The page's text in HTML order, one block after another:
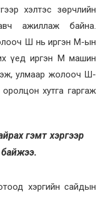
хэлтэс зөрчлийн
ажиллаж байна.
Ш нь иргэн М-ын
үед иргэн М машин
улмаар жолооч Ш-
хутга гаргаж
гэмт хэргээр
байжээ.
хэргийн сайдын